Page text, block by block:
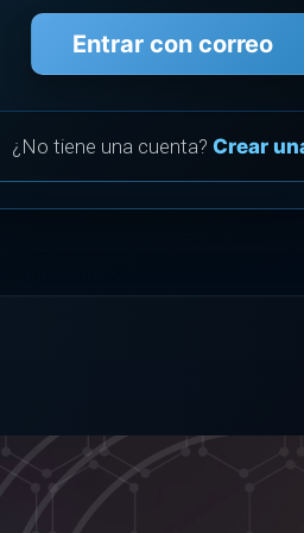
Entrar con correo
¿No tiene una cuenta? Crear